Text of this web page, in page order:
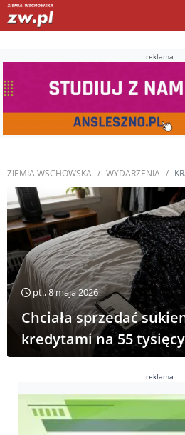
reklama
ZIEMIA WSCHOWSKA WYDARZENIA
pt., 8 maja 2026
Chciała sprzedać
kredytami na 55
reklama